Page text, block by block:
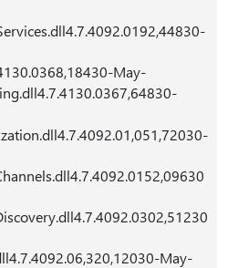
May-
May-